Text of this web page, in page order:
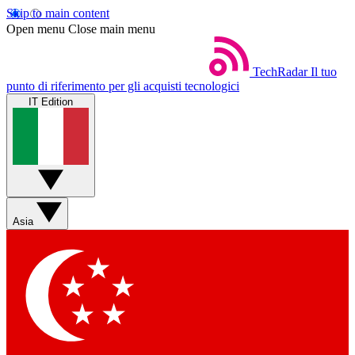
Skip to main content
Open menu Close main menu
TechRadar Il tuo
punto di riferimento per gli acquisti tecnologici
IT Edition
Asia